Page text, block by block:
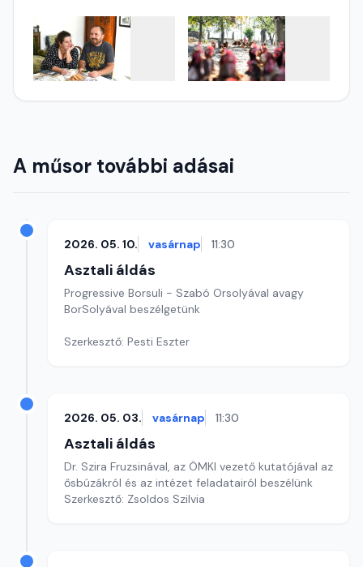
A műsor további adásai
2026. 05. 10. vasárnap 11:30
Asztali áldás
Progressive Borsuli - Szabó Orsolyával avagy
BorSolyával beszélgetünk
Szerkesztő: Pesti Eszter
2026. 05. 03. vasárnap 11:30
Asztali áldás
Dr. Szira Fruzsinával, az ÖMKI vezető kutatójával az
ősbúzákról és az intézet feladatairól beszélünk
Szerkesztő: Zsoldos Szilvia